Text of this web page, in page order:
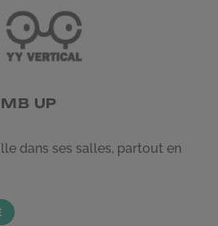
UP
dans ses salles, partout en